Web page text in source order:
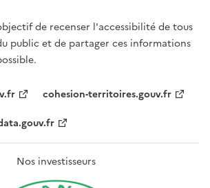
de recenser l'accessibilité de tous
public et de partager ces informations
cohesion-territoires.gouv.fr
Nos investisseurs